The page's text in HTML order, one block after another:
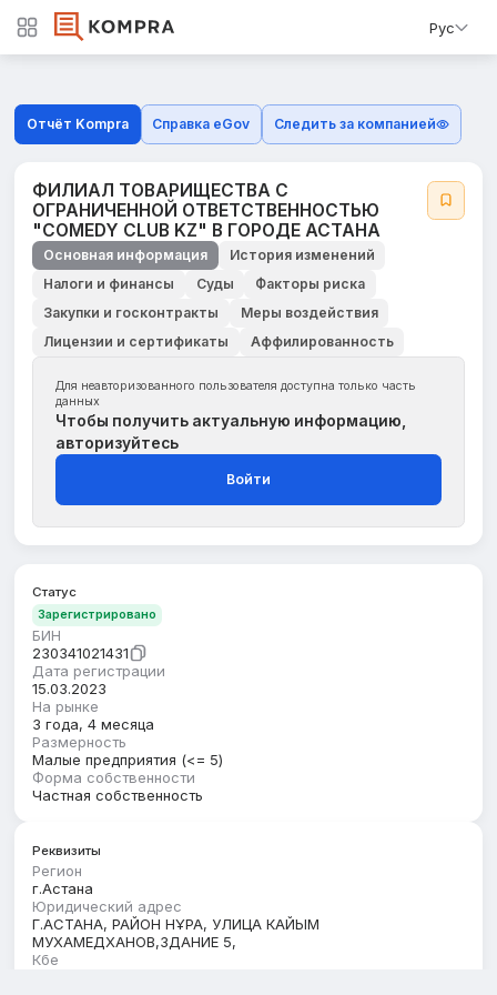
Рус
Отчёт Kompra Справка eGov Следить за компанией
ФИЛИАЛ ТОВАРИЩЕСТВА С
ОГРАНИЧЕННОЙ ОТВЕТСТВЕННОСТЬЮ
"COMEDY CLUB KZ" В ГОРОДЕ АСТАНА
Основная информация
История изменений
Налоги и финансы
Суды
Факторы риска
Закупки и госконтракты
Меры воздействия
Лицензии и сертификаты
Аффилированность
Для неавторизованного пользователя доступна только часть
данных
Чтобы получить актуальную информацию,
авторизуйтесь
Войти
Статус
Зарегистрировано
БИН
230341021431
Дата регистрации
15.03.2023
На рынке
3 года, 4 месяца
Размерность
Малые предприятия (<= 5)
Форма собственности
Частная собственность
Реквизиты
Регион
г.Астана
Юридический адрес
Г.АСТАНА, РАЙОН НҰРА, УЛИЦА КАЙЫМ
МУХАМЕДХАНОВ,ЗДАНИЕ 5,
Кбе